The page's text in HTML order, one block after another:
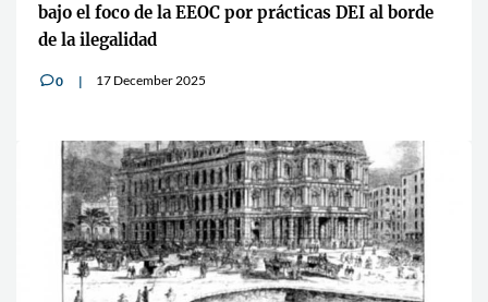
bajo el foco de la EEOC por prácticas DEI al borde
de la ilegalidad
v0 17 December 2025